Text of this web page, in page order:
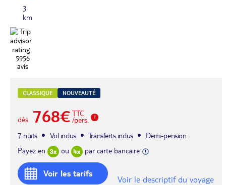
3
km
5956
avis
CLASSIQUE NOUVEAUTÉ
dès 768€ TTC
/pers.
7 nuits
Vol inclus Transferts inclus
Demi-pension
Payez en
ou par carte bancaire
Voir les tarifs
Voir le descriptif du voyage